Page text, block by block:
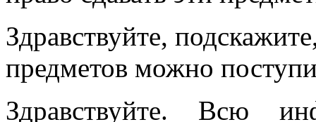
Здравствуйте,
предметов можно
Здравствуйте. Всю